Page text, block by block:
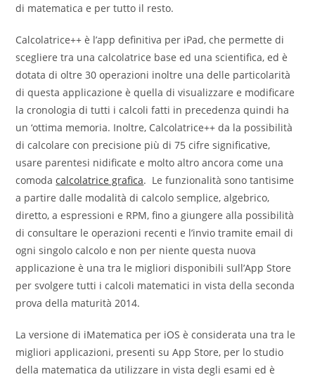
di matematica e per tutto il resto.
Calcolatrice++ è l’app definitiva per iPad, che permette di
scegliere tra una calcolatrice base ed una scientifica, ed è
dotata di oltre 30 operazioni inoltre una delle particolarità
di questa applicazione è quella di visualizzare e modificare
la cronologia di tutti i calcoli fatti in precedenza quindi ha
un ‘ottima memoria. Inoltre, Calcolatrice++ da la possibilità
di calcolare con precisione più di 75 cifre significative,
usare parentesi nidificate e molto altro ancora come una
comodacalcolatrice grafica. Le funzionalità sono tantisime
a partire dalle modalità di calcolo semplice, algebrico,
diretto, a espressioni e RPM, fino a giungere alla possibilità
di consultare le operazioni recenti e l’invio tramite email di
ogni singolo calcolo e non per niente questa nuova
applicazione è una tra le migliori disponibili sull’App Store
per svolgere tutti i calcoli matematici in vista della seconda
prova della maturità 2014.
La versione di iMatematica per iOS è considerata una tra le
migliori applicazioni, presenti su App Store, per lo studio
della matematica da utilizzare in vista degli esami ed è